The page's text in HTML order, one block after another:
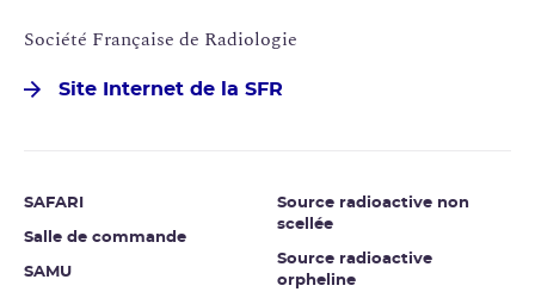
Société Française de Radiologie
Site Internet de la SFR
SAFARI
Salle de commande
SAMU
Source radioactive non
scellée
Source radioactive
orpheline